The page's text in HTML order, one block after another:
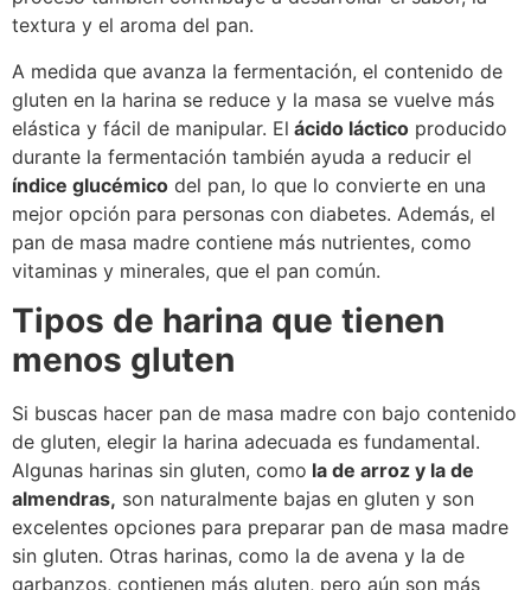
textura y el aroma del pan.
A medida que avanza la fermentación, el contenido de
gluten en la harina se reduce y la masa se vuelve más
elástica y fácil de manipular. El ácido láctico producido
durante la fermentación también ayuda a reducir el
índice glucémico del pan, lo que lo convierte en una
mejor opción para personas con diabetes. Además, el
pan de masa madre contiene más nutrientes, como
vitaminas y minerales, que el pan común.
Tipos de harina que tienen
menos gluten
Si buscas hacer pan de masa madre con bajo contenido
de gluten, elegir la harina adecuada es fundamental.
Algunas harinas sin gluten, como la de arroz y la de
almendras, son naturalmente bajas en gluten y son
excelentes opciones para preparar pan de masa madre
sin gluten. Otras harinas, como la de avena y la de
garbanzos, contienen más gluten, pero aún son más